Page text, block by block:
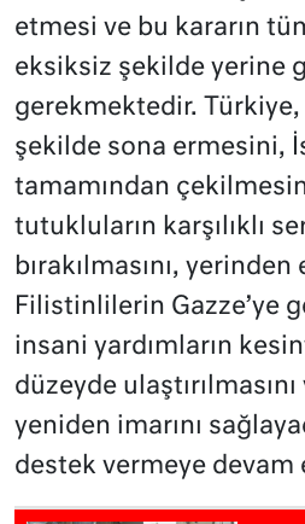
etmesi ve bu kararın
eksiksiz şekilde yerine
gerekmektedir. Türkiye,
şekilde sona ermesini,
tamamından
tutukluların karşılıklı
bırakılmasını, yerinden
Filistinlilerin Gazze’ye
insani yardımların
düzeyde ulaştırılmasını
yeniden imarını
destek vermeye devam